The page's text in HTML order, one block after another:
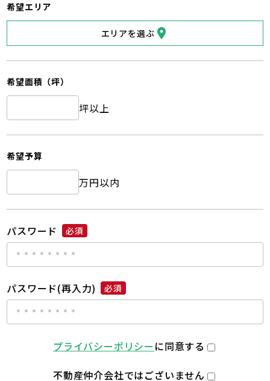
希望エリア
エリアを選ぶ
希望面積（坪）
坪以上
希望予算
万円以内
パスワード 必須
パスワード(再入力) 必須
プライバシーポリシー に同意する
不動産仲介会社ではございません